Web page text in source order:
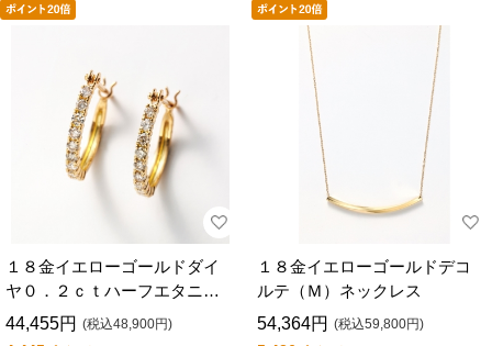
１８金イエローゴールドダイ
ヤ０．２ｃｔハーフエタニテ
ィピアス
44,455円 (税込48,900円)
１８金イエローゴールドデコ
ルテ（Ｍ）ネックレス
54,364円 (税込59,800円)